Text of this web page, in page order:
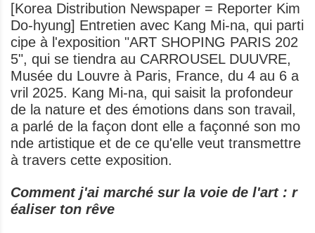
[Korea Distribution Newspaper = Reporter Kim
Do-hyung] Entretien avec Kang Mi-na, qui parti
cipe à l'exposition "ART SHOPING PARIS 202
5", qui se tiendra au CARROUSEL DUUVRE,
Musée du Louvre à Paris, France, du 4 au 6 a
vril 2025. Kang Mi-na, qui saisit la profondeur
de la nature et des émotions dans son travail,
a parlé de la façon dont elle a façonné son mo
nde artistique et de ce qu'elle veut transmettre
à travers cette exposition.
Comment j'ai marché sur la voie de l'art : r
éaliser ton rêve